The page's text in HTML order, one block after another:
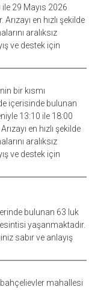
29 Mayıs 2026
en hızlı şekilde
aralıksız
ve destek için
bir kısmı
içerisinde bulunan
13:10 ile 18:00
en hızlı şekilde
aralıksız
ve destek için
bulunan 63 luk
yaşanmaktadır.
sabır ve anlayış
mahallesi